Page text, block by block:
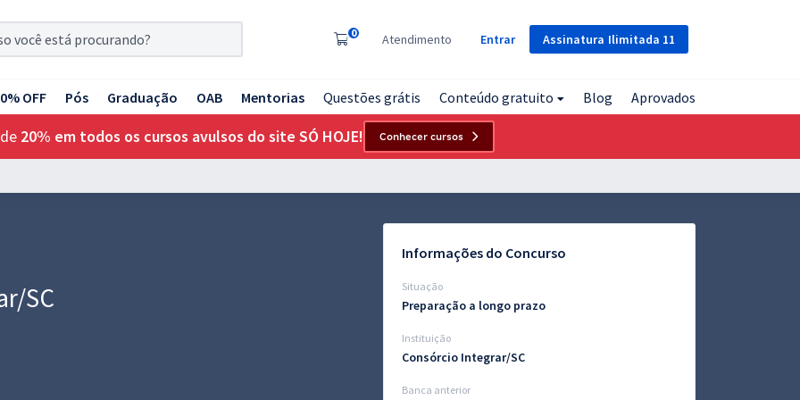
Assinatura Ilimitada 11
0 Atendimento Entrar
OFF Pós Graduação OAB Mentorias Questões grátis Conteúdo gratuito Blog Aprovados
20% em todos os cursos avulsos do site SÓ HOJE! Conhecer cursos
SC
Informações do Concurso
Situação
Preparação a longo prazo
Instituição
Consórcio Integrar/SC
Banca anterior